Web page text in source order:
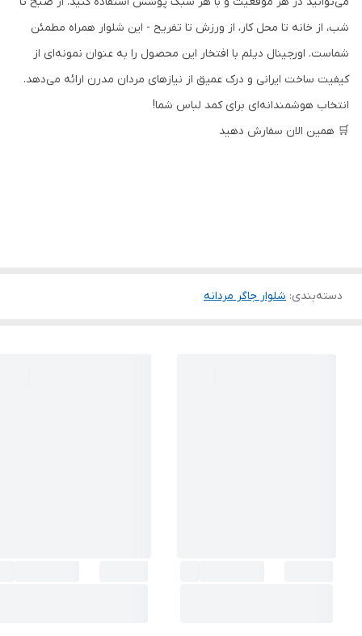
شب، از خانه تا محل کار، از ورزش تا تفریح - این شلوار همراه مطمئن
شماست. اورجینال دیلم با افتخار این محصول را به عنوان نمونه‌ای از
کیفیت ساخت ایرانی و درک عمیق از نیازهای مردان مدرن ارائه می‌دهد.
انتخاب هوشمندانه‌ای برای کمد لباس شما!
🛒 همین الان سفارش دهید
دسته‌بندی: شلوار جاگر مردانه